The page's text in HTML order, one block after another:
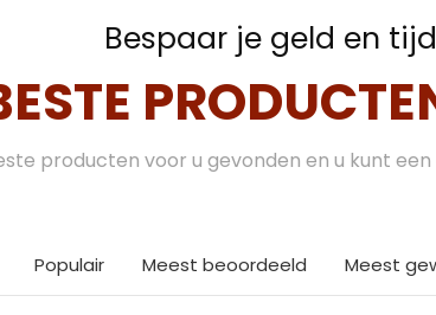
Bespaar je geld en tijd
producten voor u gevonden en u kunt
Populair Meest beoordeeld Meest